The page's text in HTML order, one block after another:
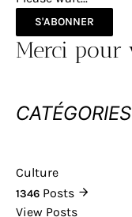
S'ABONNER
Merci pour
CATÉGORIES
Culture
1346 Posts
View Posts